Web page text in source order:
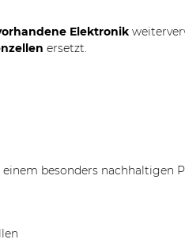
Elektronik
ersetzt.
einem besonders nachhaltigen